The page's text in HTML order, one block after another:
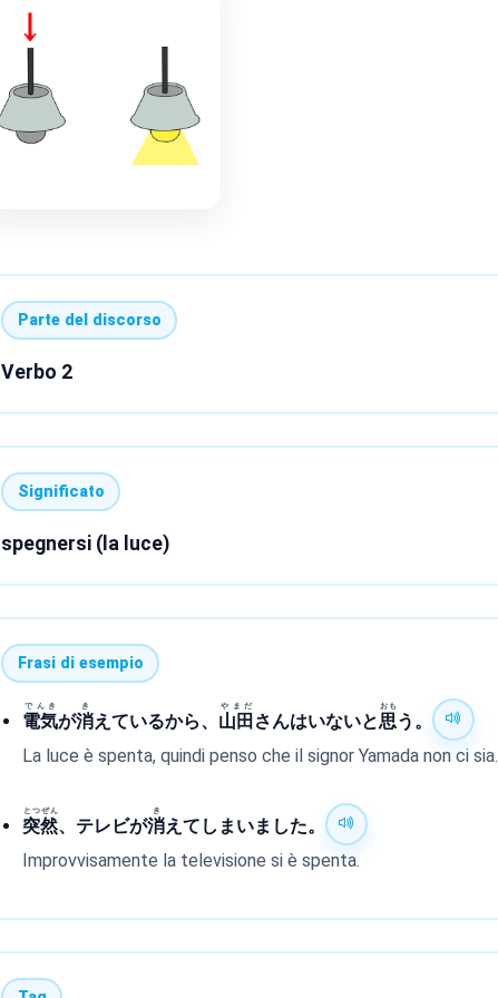
Parte del discorso
Verbo 2
Significato
spegnersi (la luce)
Frasi di esempio
電気
でんき
が消
き
えているから、 山田
やまだ
さんはいないと思
おも
う。
La luce è spenta, quindi penso che il signor Yamada non ci sia.
突然
とつぜん
、テレビが消
き
えてしまいました。
Improvvisamente la televisione si è spenta.